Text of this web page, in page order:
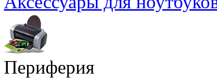
Периферия